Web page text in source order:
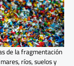
de la fragmentación
ríos, suelos y